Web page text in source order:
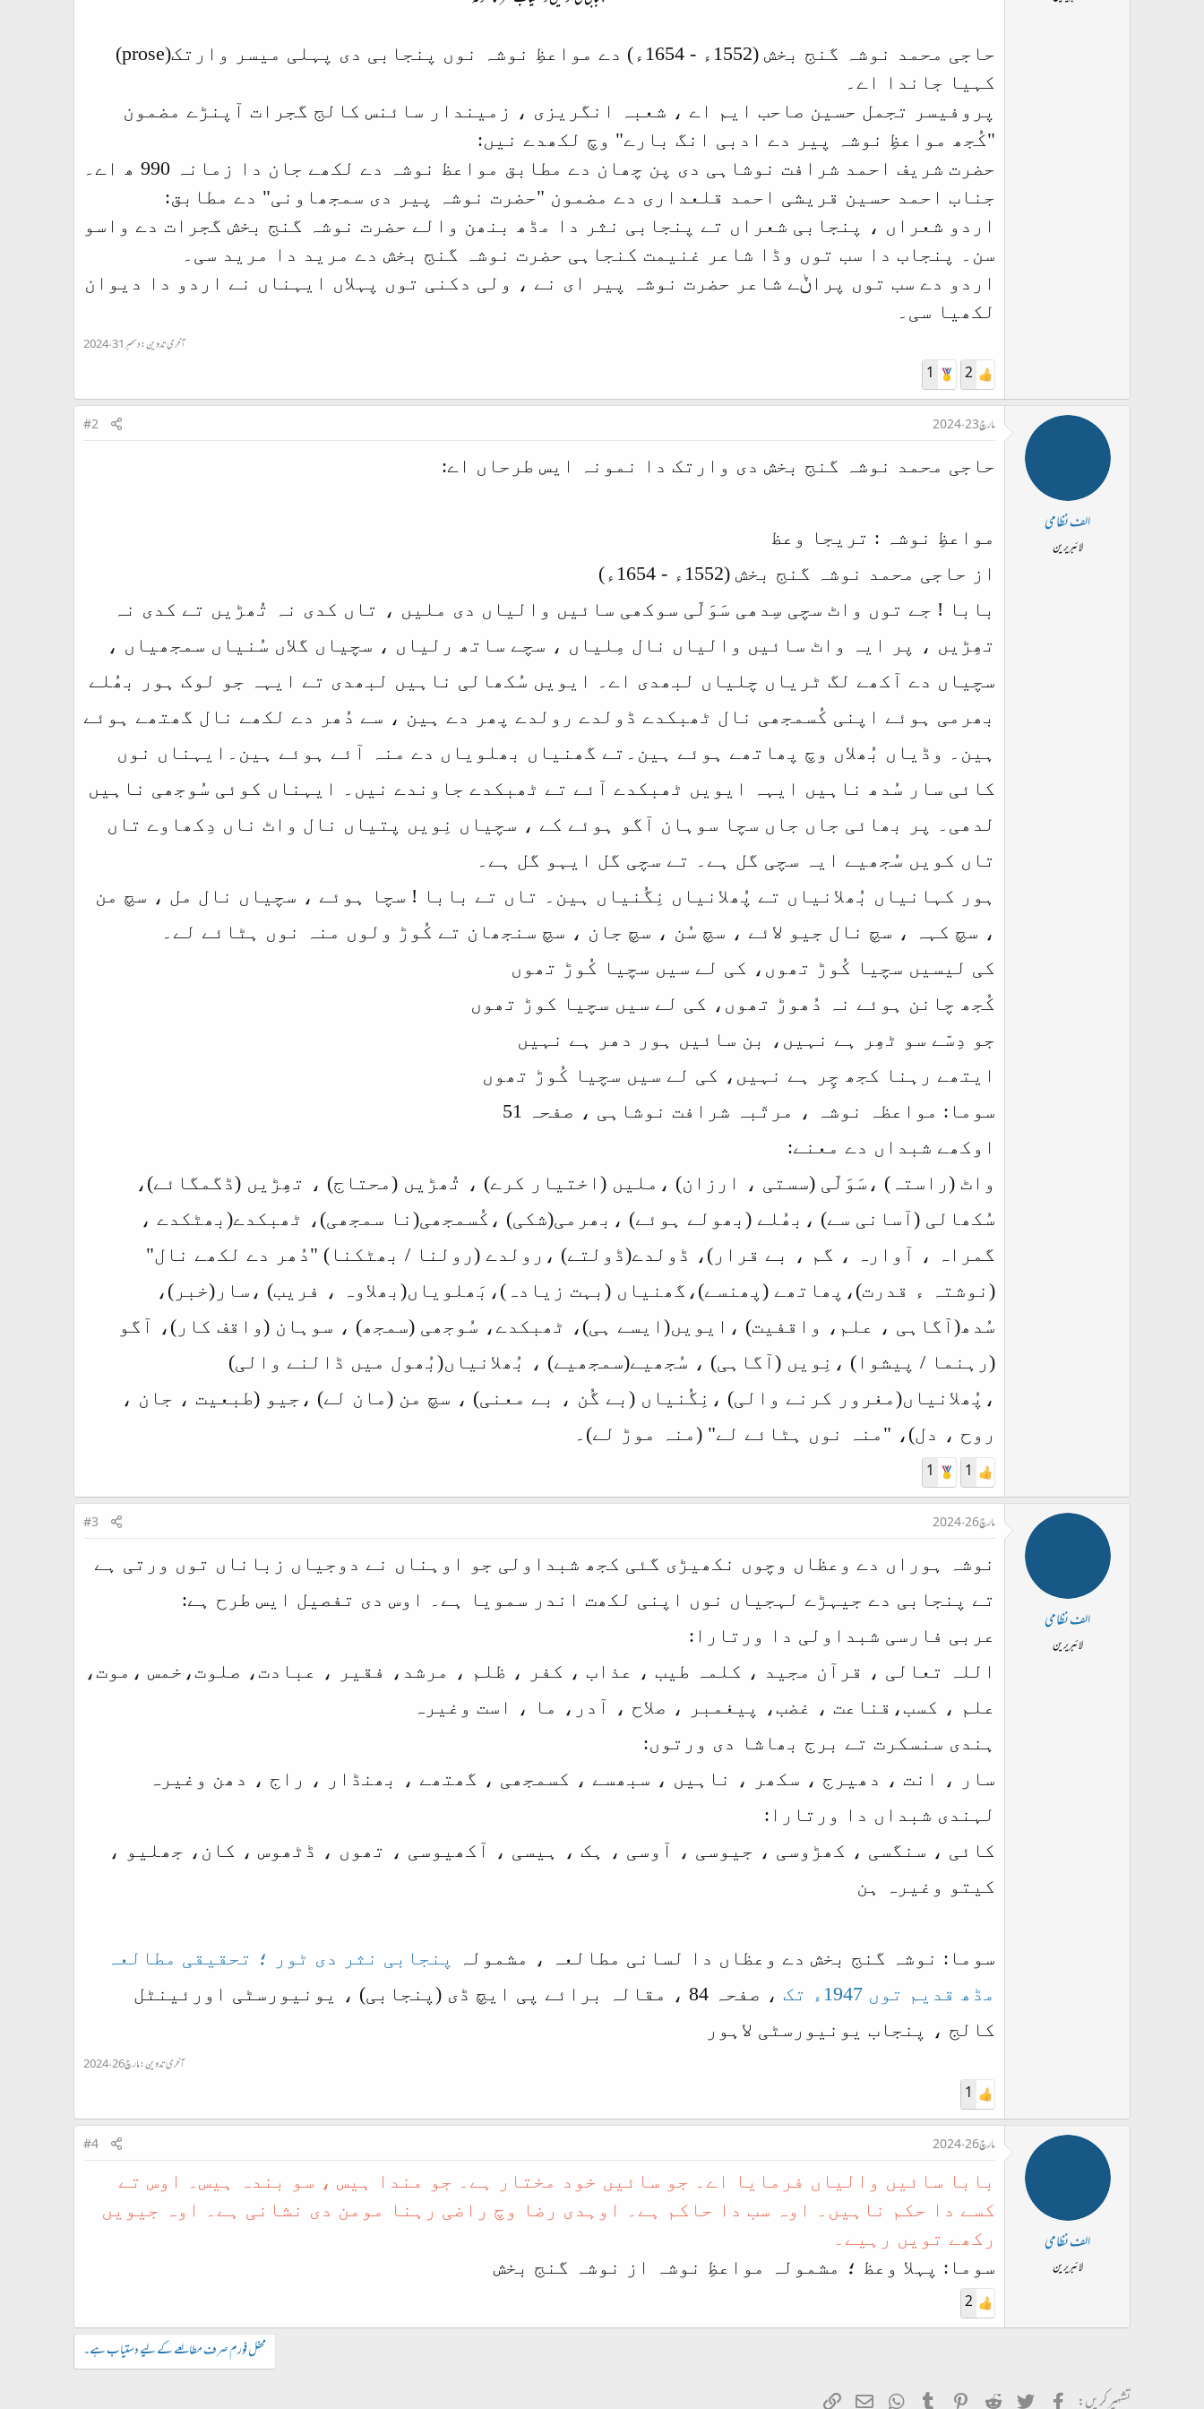
حاجی محمد نوشہ گنج بخش (1552ء - 1654ء) دے مواعظِ نوشہ
نوں پنجابی دی پہلی میسر وارتک(prose)
کہیا جاندا اے۔
پروفیسر تجمل حسین صاحب ایم اے ، شعبہ انگریزی ، زمیندار سائنس کالج گجرات آپنڑے مضمون
"کُجھ مواعظِ نوشہ پیر دے ادبی انگ بارے" وچ لکھدے نیں:
حضرت شریف احمد شرافت نوشاہی دی پن چھان دے مطابق مواعظ نوشہ دے لکھے جان دا زمانہ 990 ھ اے۔
جناب احمد حسین قریشی احمد قلعداری دے مضمون "حضرت نوشہ پیر دی سمجھاونی" دے مطابق:
اردو شعراں ، پنجابی شعراں تے پنجابی نثر دا مڈھ بنھن والے حضرت نوشہ گنج بخش گجرات دے واسو
سن۔ پنجاب دا سب توں وڈا شاعر غنیمت کنجاہی حضرت نوشہ گنج بخش دے مرید دا مرید سی۔
اردو دے سب توں پراݨے شاعر حضرت نوشہ پیر ای نے ، ولی دکنی توں پہلاں ایہناں نے اردو دا دیوان
لکھیا سی۔
آخری تدوین:دسمبر 31، 2024
2
1
الف نظامی
لائبریرین
مارچ 23، 2024 #2
حاجی محمد نوشہ گنج بخش دی وارتک دا نمونہ ایس طرحاں اے:
مواعظِ نوشہ : تریجا وعظ
از حاجی محمد نوشہ گنج بخش (1552ء - 1654ء)
بابا ! جے توں واٹ سچی سِدھی سَوَلّی سوکھی سائیں والیاں دی ملیں ، تاں کدی نہ تُھڑیں تے کدی نہ
تھِڑیں ، پر ایہ واٹ سائیں والیاں نال مِلیاں ، سچے ساتھ رلیاں ، سچیاں گلاں سُنیاں سمجھیاں ،
سچیاں دے آکھے لگ ٹریاں چلیاں لبھدی اے۔ ایویں سُکھالی ناہیں لبھدی تے ایہہ جو لوک ہور بھُلے
بھرمی ہوئے اپنی کُسمجھی نال ٹھبکدے ڈولدے رولدے پھر دے ہین ، سے دُھر دے لکھے نال گھتھے ہوئے
ہین۔ وڈیاں بُھلاں وچ پھاتھے ہوئے ہین۔تے گھنیاں بھلویاں دے منہ آئے ہوئے ہین۔ایہناں نوں
کائی سار سُدھ ناہیں ایہہ ایویں ٹھبکدے آئے تے ٹھبکدے جاوندے نیں۔ ایہناں کوئی سُوجھی ناہیں
لدھی۔ پر بھائی جاں جاں سچا سوہان آگو ہوئے کے ، سچیاں نِویں پتیاں نال واٹ ناں دِکھاوے تاں
تاں کویں سُجھیے ایہ سچی گل ہے۔ تے سچی گل ایہو گل ہے۔
ہور کہانیاں بُھلانیاں تے پُھلانیاں نِگُنیاں ہین۔ تاں تے بابا ! سچا ہوئے ، سچیاں نال مل ، سچ من
، سچ کہہ ، سچ نال جیو لائے ، سچ سُن ، سچ جان ، سچ سنجھان تے کُوڑ ولوں منہ نوں ہٹائے لے۔
کی لیسیں سچیا کُوڑ تھوں، کی لے سیں سچیا کُوڑ تھوں
کُجھ چانن ہوئے نہ دُھوڑ تھوں، کی لے سیں سچیا کوڑ تھوں
جو دِسّے سو ٹھِر ہے نہیں، بن سائیں ہور دھر ہے نہیں
ایتھے رہنا کجھ چِر ہے نہیں، کی لے سیں سچیا کُوڑ تھوں
سوما: مواعظہ نوشہ ، مرتّبہ شرافت نوشاہی ، صفحہ 51
اوکھے شبداں دے معنے:
واٹ (راستہ) ،سَوَلّی (سستی ، ارزان) ،ملیں (اختیار کرے) ، تُھڑیں (محتاج) ، تھِڑیں (ڈگمگائے)،
سُکھالی (آسانی سے) ،بھُلے (بھولے ہوئے) ،بھرمی(شکی) ،کُسمجھی(نا سمجھی)، ٹھبکدے(بھٹکدے ،
گمراہ ، آوارہ ، گم ، بے قرار)، ڈولدے(ڈولتے) ،رولدے (رولنا / بھٹکنا) "دُھر دے لکھے نال"
(نوشتہ ء قدرت)،پھاتھے (پھنسے)،گھنیاں (بہت زیادہ)،بَھلویاں(بھلاوہ ، فریب) ،سار(خبر)،
سُدھ(آگاہی ، علم، واقفیت) ،ایویں(ایسے ہی)، ٹھبکدے، سُوجھی (سمجھ) ، سوہان (واقف کار)، آگو
(رہنما / پیشوا) ،نِویں (آگاہی) ، سُجھیے(سمجھیے) ، بُھلانیاں(بُھول میں ڈالنے والی)
،پُھلانیاں(مغرور کرنے والی) ،نِگُنیاں (بے گُن ، بے معنی) ، سچ من (مان لے) ،جیو (طبعیت ، جان ،
روح ، دل)، "منہ نوں ہٹائے لے" (منہ موڑ لے)۔
1
1
الف نظامی
لائبریرین
مارچ 26، 2024 #3
نوشہ ہوراں دے وعظاں وچوں نکھیڑی گئی کجھ شبداولی جو اوہناں نے دوجیاں زباناں توں ورتی ہے
تے پنجابی دے جیہڑے لہجیاں نوں اپنی لکھت اندر سمویا ہے۔ اوس دی تفصیل ایس طرح ہے:
عربی فارسی شبداولی دا ورتارا:
اللہ تعالی ، قرآن مجید ، کلمہ طیب ، عذاب ، کفر ، ظلم ، مرشد، فقیر ، عبادت، صلوت،خمس ،موت،
علم ، کسب،قناعت ، غضب، پیغمبر ، صلاح ، آدر، ما ، است وغیرہ
ہندی سنسکرت تے برج بھاشا دی ورتوں:
سار ، انت ، دھیرج ، سکھر ، ناہیں ، سبھسے ، کسمجھی ، گھتھے ، بھنڈار ، راج ، دھن وغیرہ
لہندی شبداں دا ورتارا:
کائی ، سنگسی ، کھڑوسی ، جیوسی ، آوسی ، ہک ، ہیسی ، آکھیوسی ، تھوں ، ڈٹھوس ، کان، جھلیو ،
کیتو وغیرہ ہن
سوما : نوشہ گنج بخش دے وعظاں دا لسانی مطالعہ ، مشمولہ
پنجابی نثر دی ٹور ؛ تحقیقی مطالعہ
مڈھ قدیم توں 1947ء تک
، صفحہ 84 ، مقالہ برائے پی ایچ ڈی (پنجابی) ، یونیورسٹی اورئینٹل
کالج ، پنجاب یونیورسٹی لاہور
آخری تدوین:مارچ 26، 2024
1
الف نظامی
لائبریرین
مارچ 26، 2024 #4
بابا سائیں والیاں فرمایا اے۔ جو سائیں خود مختار ہے۔ جو مندا ہیس ، سو بندہ ہیس۔ اوس تے
کسے دا حکم ناہیں۔ اوہ سب دا حاکم ہے۔ اوہدی رضا وچ راضی رہنا مومن دی نشانی ہے۔ اوہ جیویں
رکھے تویں رہیے۔
سوما: پہلا وعظ ؛ مشمولہ مواعظِ نوشہ از نوشہ گنج بخش
2
محفل فورم صرف مطالعے کے لیے دستیاب ہے۔
تشہیر کریں: Facebook
Twitter
Reddit
Pinterest
Tumblr
WhatsApp
ای میل